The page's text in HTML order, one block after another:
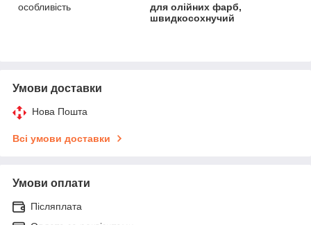
особливість
для олійних фарб,
швидкосохнучий
Умови доставки
Нова Пошта
Всі умови доставки
Умови оплати
Післяплата